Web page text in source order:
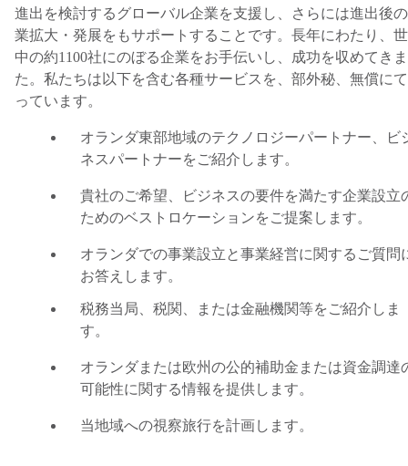
進出を検討するグローバル企業を支援し、さらには進出後
業拡大・発展をもサポートすることです。長年にわたり、
中の約1100社にのぼる企業をお手伝いし、成功を収めてき
た。私たちは以下を含む各種サービスを、部外秘、無償に
っています。
オランダ東部地域のテクノロジーパートナー、ビ
ネスパートナーをご紹介します。
貴社のご希望、ビジネスの要件を満たす企業設立
ためのベストロケーションをご提案します。
オランダでの事業設立と事業経営に関するご質問
お答えします。
税務当局、税関、または金融機関等をご紹介しま
す。
オランダまたは欧州の公的補助金または資金調達
可能性に関する情報を提供します。
当地域への視察旅行を計画します。